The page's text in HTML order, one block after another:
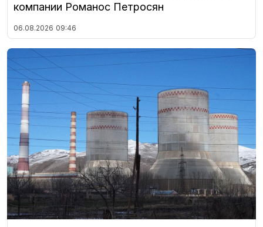
компании Романос Петросян
06.08.2026 09:46